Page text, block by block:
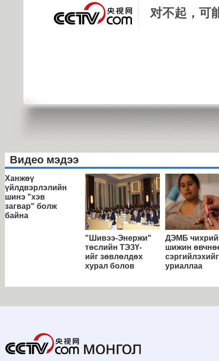
对不起，可
Видео мэдээ
Ханжөү
үйлдвэрлэлийн
шинэ "хэв
загвар" болж
байна
"Шивээ-Энержи"
төслийн ТЭЗҮ-
ийг зөвлөлдөх
хурал болов
ДЭМБ
шижин
сэргийлэхийг
уриаллаа